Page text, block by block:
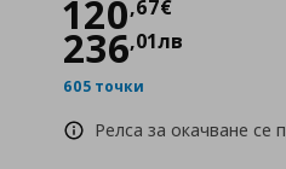
120,67€
Цена120,67
236,01лв
605 точки
Релса за окачване се